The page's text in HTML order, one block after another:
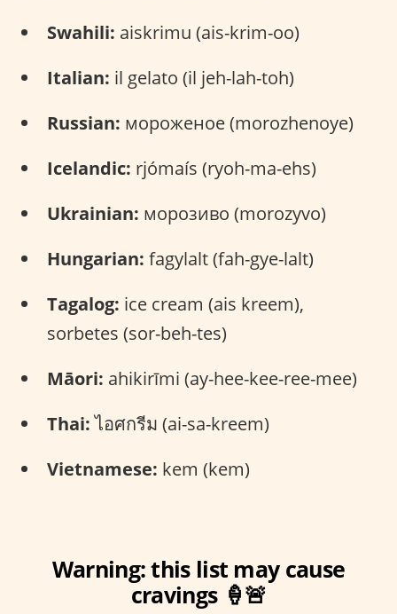
Swahili: aiskrimu (ais-krim-oo)
Italian: il gelato (il jeh-lah-toh)
Russian: мороженое (morozhenoye)
Icelandic: rjómaís (ryoh-ma-ehs)
Ukrainian: морозиво (morozyvo)
Hungarian: fagylalt (fah-gye-lalt)
Tagalog: ice cream (ais kreem),
sorbetes (sor-beh-tes)
Māori: ahikirīmi (ay-hee-kee-ree-mee)
Thai:ไอศกรีม (ai-sa-kreem)
Vietnamese: kem (kem)
Warning: this list may cause
cravings 🍦🚨